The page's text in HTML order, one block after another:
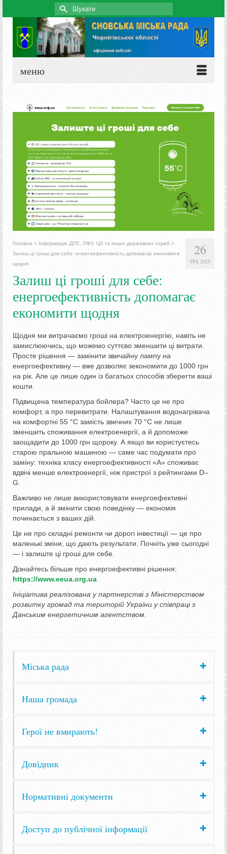
Search
for:
меню
26
ТРА 2025
Головна » Інформація, ДПС, ПФУ, ЦЗ та інших державних служб »
Залиш ці гроші для себе: енергоефективність допомагає економити
щодня
Залиш ці гроші для себе:
енергоефективність допомагає
економити щодня
Щодня ми витрачаємо гроші на електроенергію, навіть не
замислюючись, що можемо суттєво зменшити ці витрати.
Просте рішення — замінити звичайну лампу на
енергоефективну — вже дозволяє зекономити до 1000 грн
на рік. Але це лише один із багатьох способів зберегти ваші
кошти.
Підвищена температура бойлера? Часто це не про
комфорт, а про перевитрати. Налаштування водонагрівача
на комфортні 55 °C замість звичних 70 °C не лише
зменшить споживання електроенергії, а й допоможе
заощадити до 1000 грн щороку. А якщо ви користуєтесь
старою пральною машиною — саме час подумати про
заміну: техніка класу енергоефективності «А» споживає
вдвічі менше електроенергії, ніж пристрої з рейтингами D–
G.
Важливо не лише використовувати енергоефективні
прилади, а й змінити свою поведінку — економія
починається з ваших дій.
Це не про складні ремонти чи дорогі інвестиції — це про
маленькі зміни, що дають результати. Почніть уже сьогодні
— і залиште ці гроші для себе.
Дізнайтесь більше про енергоефективні рішення:
https://www.eeua.org.ua
Ініціатива реалізована у партнерстві з Міністерством
розвитку громад та територій України у співпраці з
Данським енергетичним агентством.
Міська рада
Наша громада
Герої не вмирають!
Довідник
Нормативні документи
Доступ до публічної інформації